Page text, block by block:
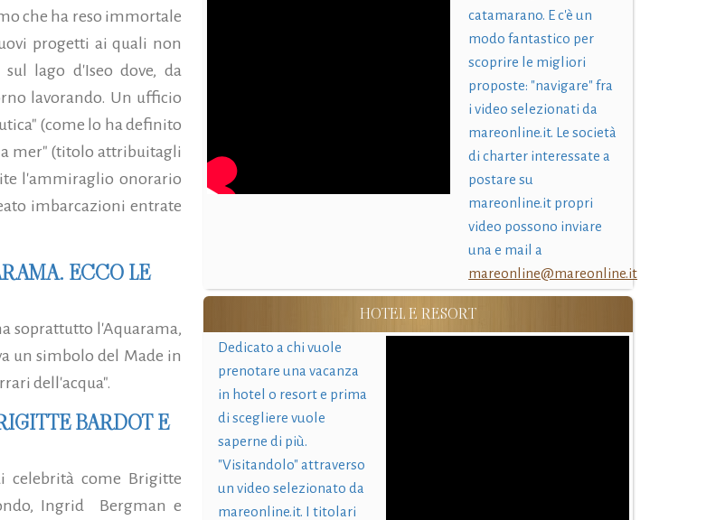
che ha reso immortale
progetti ai quali non
lago d'Iseo dove, da
lavorando. Un ufficio
(come lo ha definito
mer" (titolo attribuitagli
l'ammiraglio onorario
imbarcazioni entrate
ECCO LE
soprattutto l'Aquarama,
un simbolo del Made in
dell'acqua".
BARDOT E
celebrità come Brigitte
Ingrid Bergman e
catamarano. E c'è un
modo fantastico per
scoprire le migliori
proposte: "navigare" fra
i video selezionati da
mareonline.it. Le società
di charter interessate a
postare su
mareonline.it propri
video possono inviare
una e mail a
mareonline@mareonline.it
HOTEL E RESORT
Dedicato a chi vuole
prenotare una vacanza
in hotel o resort e prima
di scegliere vuole
saperne di più.
"Visitandolo" attraverso
un video selezionato da
mareonline.it. I titolari